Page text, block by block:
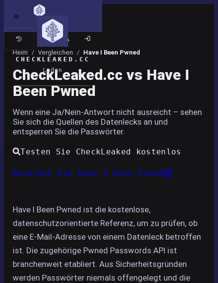
CHECKLEAKED.CC
Laden
Klassische Seite
Heim / Vergleichen / Have I Been Pwned
CheckLeaked.cc vs Have I
Been Pwned
Wenn eine Ja/Nein-Antwort nicht ausreicht – sehen
Sie sich die Quellen des Datenlecks an und
entsperren Sie die Passwörter.
Testen Sie CheckLeaked kostenlos
Besuchen Sie Have I Been Pwned
Have I Been Pwned ist die kostenlose,
datenschutzorientierte Referenz, um zu prüfen, ob
eine E-Mail-Adresse von einem Datenleck betroffen
ist. Die zugehörige Pwned Passwords API ist
branchenweit etabliert. Aus Sicherheitsgründen
werden Passwörter niemals offengelegt und die